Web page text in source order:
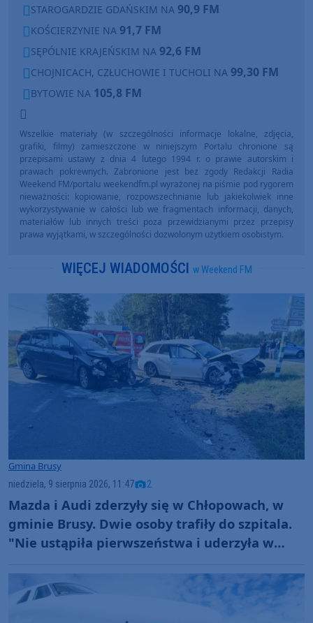
STAROGARDZIE GDAŃSKIM NA 90,9 FM
KOŚCIERZYNIE NA 91,7 FM
SĘPÓLNIE KRAJEŃSKIM NA 92,6 FM
CHOJNICACH, CZŁUCHOWIE I TUCHOLI NA 99,30 FM
BYTOWIE NA 105,8 FM
Wszelkie materiały (w szczególności informacje lokalne, zdjęcia,
grafiki, filmy) zamieszczone w niniejszym Portalu chronione są
przepisami ustawy z dnia 4 lutego 1994 r. o prawie autorskim i
prawach pokrewnych. Zabronione jest bez zgody Redakcji Radia
Weekend FM/portalu weekendfm.pl wyrażonej na piśmie pod rygorem
nieważności: kopiowanie, rozpowszechnianie lub jakiekolwiek inne
wykorzystywanie w całości lub we fragmentach informacji, danych,
materiałów lub innych treści poza przewidzianymi przez przepisy
prawa wyjątkami, w szczególności dozwolonym użytkiem osobistym.
WIĘCEJ WIADOMOŚCI w Weekend FM
Gmina Brusy
niedziela, 9 sierpnia 2026, 11:47 2
Mazda i Audi zderzyły się w Chłopowach, w
gminie Brusy. Dwie osoby trafiły do szpitala.
"Nie ustąpiła pierwszeństwa i uderzyła w